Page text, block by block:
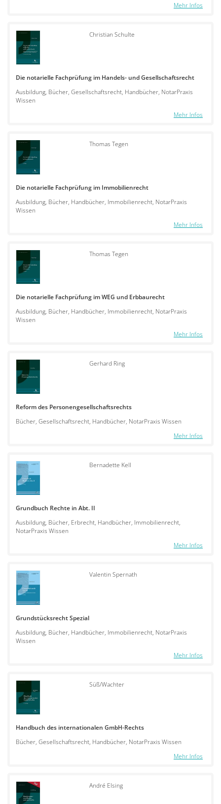
Mehr Infos
Christian Schulte
Die notarielle Fachprüfung im Handels- und Gesellschaftsrecht
Ausbildung, Bücher, Gesellschaftsrecht, Handbücher, NotarPraxis
Wissen
Mehr Infos
Thomas Tegen
Die notarielle Fachprüfung im Immobilienrecht
Ausbildung, Bücher, Handbücher, Immobilienrecht, NotarPraxis
Wissen
Mehr Infos
Thomas Tegen
Die notarielle Fachprüfung im WEG und Erbbaurecht
Ausbildung, Bücher, Handbücher, Immobilienrecht, NotarPraxis
Wissen
Mehr Infos
Gerhard Ring
Reform des Personengesellschaftsrechts
Bücher, Gesellschaftsrecht, Handbücher, NotarPraxis Wissen
Mehr Infos
Bernadette Kell
Grundbuch Rechte in Abt. II
Ausbildung, Bücher, Erbrecht, Handbücher, Immobilienrecht,
NotarPraxis Wissen
Mehr Infos
Valentin Spernath
Grundstücksrecht Spezial
Ausbildung, Bücher, Handbücher, Immobilienrecht, NotarPraxis
Wissen
Mehr Infos
Süß/Wachter
Handbuch des internationalen GmbH-Rechts
Bücher, Gesellschaftsrecht, Handbücher, NotarPraxis Wissen
Mehr Infos
André Elsing